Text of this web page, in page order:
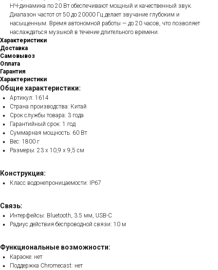
НЧ-динамика по 20 Вт обеспечивают мощный и качественный звук.
Диапазон частот от 50 до 20000 Гц делает звучание глубоким и
насыщенным. Время автономной работы — до 20 часов, что позволяет
наслаждаться музыкой в течение длительного времени.
Характеристики
Доставка
Самовывоз
Оплата
Гарантия
Характеристики
Общие характеристики:
Артикул: 1614
Страна производства: Китай
Срок службы товара: 3 года
Гарантийный срок: 1 год
Суммарная мощность: 60 Вт
Вес: 1800 г
Размеры: 23 x 10,9 x 9,5 см
Конструкция:
Класс водонепроницаемости: IP67
Связь:
Интерфейсы: Bluetooth, 3.5 мм, USB-C
Радиус действия беспроводной связи: 10 м
Функциональные возможности:
Караоке: нет
Поддержка Chromecast: нет